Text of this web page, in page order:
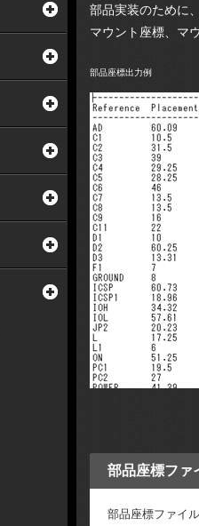
部品実装のために
マウント座標、マ
部品座標出力例
部品座標ファ
部品座標ファイ